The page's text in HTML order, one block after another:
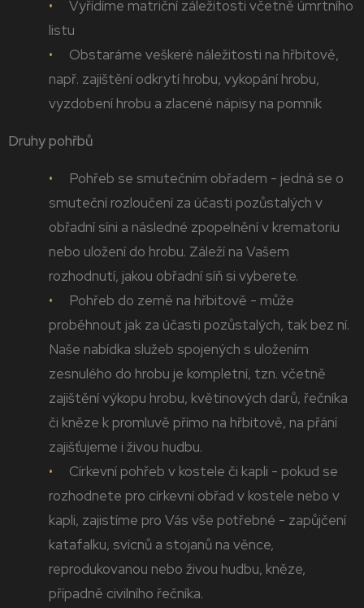
Vyřídíme matriční záležitosti včetně úmrtního
listu
Obstaráme veškeré náležitosti na hřbitově,
např. zajištění odkrytí hrobu, vykopání hrobu,
vyzdobení hrobu a zlacené nápisy na pomník
Druhy pohřbů
Pohřeb se smutečním obřadem - jedná se o
smuteční rozloučení za účasti pozůstalých v
obřadní síni a následné zpopelnění v krematoriu
nebo uložení do hrobu. Záleží na Vašem
rozhodnutí, jakou obřadní síň si vyberete.
Pohřeb do země na hřbitově - může
proběhnout jak za účasti pozůstalých, tak bez ní.
Naše nabídka služeb spojených s uložením
zesnulého do hrobu je kompletní, tzn. včetně
zajištění výkopu hrobu, květinových darů, řečníka
či kněze k promluvě přímo na hřbitově, na přání
zajišťujeme i živou hudbu.
Církevní pohřeb v kostele či kapli - pokud se
rozhodnete pro církevní obřad v kostele nebo v
kapli, zajistíme pro Vás vše potřebné - zapůjčení
katafalku, svícnů a stojanů na věnce,
reprodukovanou nebo živou hudbu, kněze,
případně civilního řečníka.